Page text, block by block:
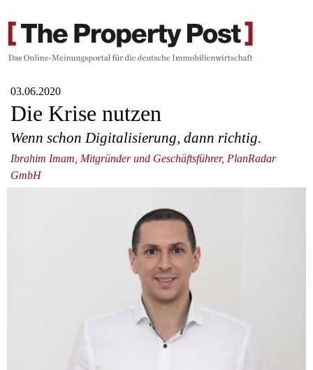
03.06.2020
Die Krise nutzen
Wenn schon Digitalisierung, dann richtig.
Ibrahim Imam, Mitgründer und Geschäftsführer, PlanRadar
GmbH